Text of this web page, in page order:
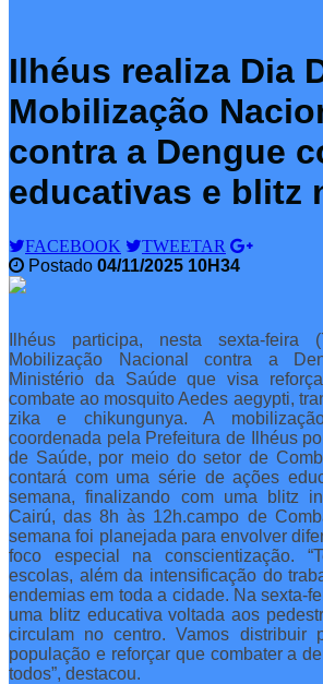
Ilhéus realiza Dia
Mobilização
contra a Dengue
educativas e blitz
FACEBOOK
TWEETAR
Postado 04/11/2025 10H34
Ilhéus participa, nesta sexta-
Mobilização Nacional contra a
Ministério da Saúde que visa
combate ao mosquito Aedes aegypti,
zika e chikungunya. A
coordenada pela Prefeitura de Ilhéus
de Saúde, por meio do setor de
contará com uma série de ações
semana, finalizando com uma blitz
Cairú, das 8h às 12h.campo de
semana foi planejada para envolver
foco especial na conscientização.
escolas, além da intensificação do
endemias em toda a cidade. Na sexta-
uma blitz educativa voltada aos
circulam no centro. Vamos distribuir
população e reforçar que combater a
todos”, destacou.